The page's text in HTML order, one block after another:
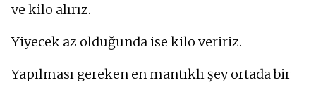
ve kilo alırız.
Yiyecek az olduğunda ise kilo veririz.
Yapılması gereken en mantıklı şey ortada bir